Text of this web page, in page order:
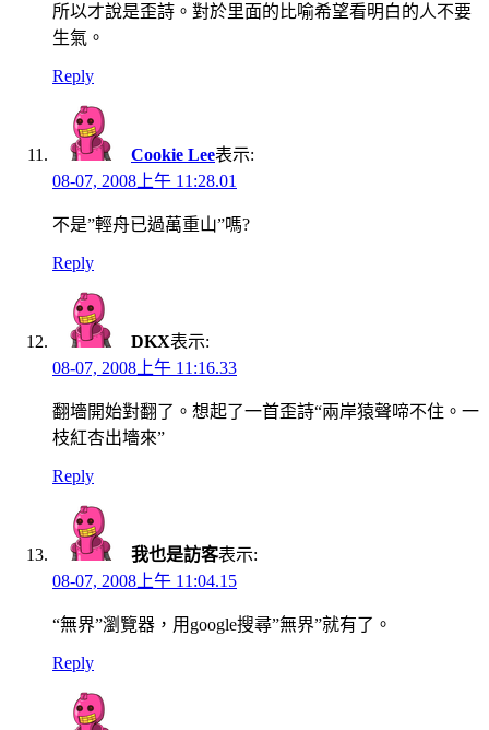
所以才說是歪詩。對於里面的比喻希望看明白的人不要
生氣。
Reply
Cookie Lee表示:
08-07, 2008上午 11:28.01
不是”輕舟已過萬重山”嗎?
Reply
DKX表示:
08-07, 2008上午 11:16.33
翻墻開始對翻了。想起了一首歪詩“兩岸猿聲啼不住。一
枝紅杏出墻來”
Reply
我也是訪客表示:
08-07, 2008上午 11:04.15
“無界”瀏覽器，用google搜尋”無界”就有了。
Reply